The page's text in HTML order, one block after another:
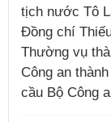
tịch nước Tô
Đồng chí
Thường vụ
Công an
cầu Bộ Công